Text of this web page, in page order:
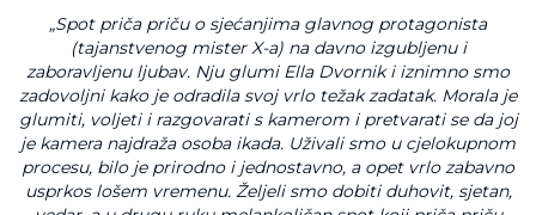
„Spot priča priču o sjećanjima glavnog protagonista
(tajanstvenog mister X-a) na davno izgubljenu i
zaboravljenu ljubav. Nju glumi Ella Dvornik i iznimno smo
zadovoljni kako je odradila svoj vrlo težak zadatak. Morala je
glumiti, voljeti i razgovarati s kamerom i pretvarati se da joj
je kamera najdraža osoba ikada. Uživali smo u cjelokupnom
procesu, bilo je prirodno i jednostavno, a opet vrlo zabavno
usprkos lošem vremenu. Željeli smo dobiti duhovit, sjetan,